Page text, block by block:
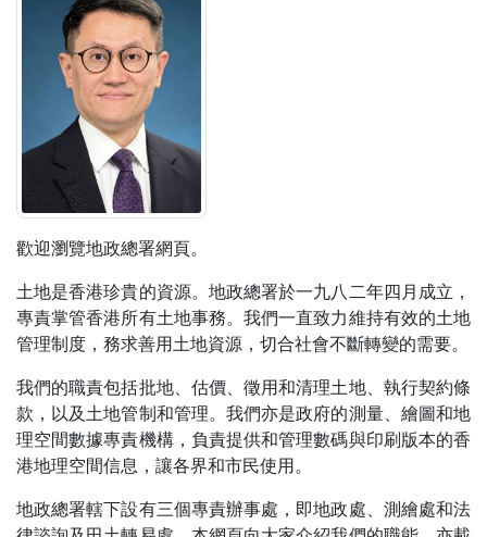
歡迎瀏覽地政總署網頁。
土地是香港珍貴的資源。地政總署於一九八二年四月成立，
專責掌管香港所有土地事務。我們一直致力維持有效的土地
管理制度，務求善用土地資源，切合社會不斷轉變的需要。
我們的職責包括批地、估價、徵用和清理土地、執行契約條
款，以及土地管制和管理。我們亦是政府的測量、繪圖和地
理空間數據專責機構，負責提供和管理數碼與印刷版本的香
港地理空間信息，讓各界和市民使用。
地政總署轄下設有三個專責辦事處，即地政處、測繪處和法